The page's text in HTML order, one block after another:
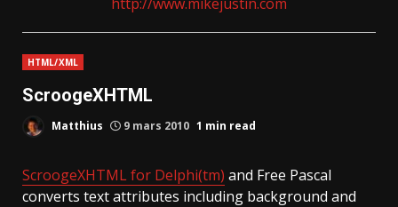
HTML/XML
ScroogeXHTML
Matthius 9 mars 2010 1 min read
ScroogeXHTML for Delphi(tm) and Free Pascal
converts text attributes including background and